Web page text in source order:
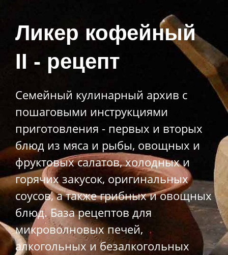
Ликер кофейный
II - рецепт
Семейный кулинарный архив с
пошаговыми инструкциями
приготовления - первых и вторых
блюд из мяса и рыбы, овощных и
фруктовых салатов, холодных и
горячих закусок, оригинальных
соусов, а также грибных и овощных
блюд. База рецептов для
микроволновых печей,
алкогольных и безалкогольных